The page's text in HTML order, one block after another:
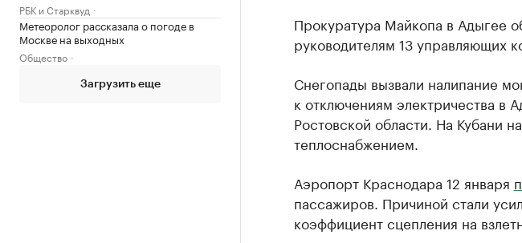
РБК и Старквуд
Метеоролог рассказала о погоде в
Москве на выходных
Общество
Загрузить еще
Прокуратура Майкопа в Адыгее
руководителям 13 управляющих
Снегопады вызвали налипание
к отключениям электричества в
Ростовской области. На Кубани
теплоснабжением.
Аэропорт Краснодара 12 января
пассажиров. Причиной стали
коэффициент сцепления на